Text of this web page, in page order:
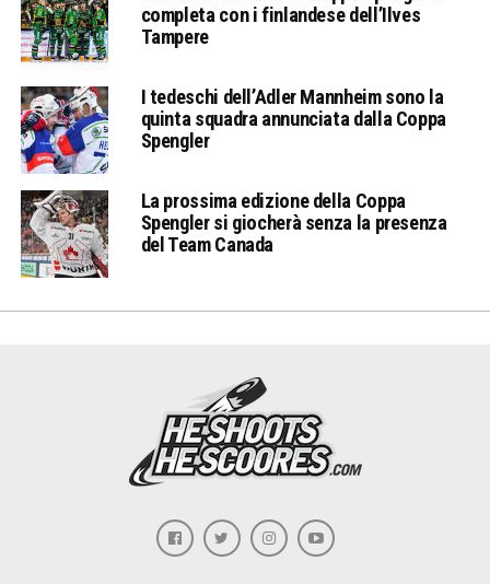
completa con i finlandese dell’Ilves
Tampere
I tedeschi dell’Adler Mannheim sono la
quinta squadra annunciata dalla Coppa
Spengler
La prossima edizione della Coppa
Spengler si giocherà senza la presenza
del Team Canada